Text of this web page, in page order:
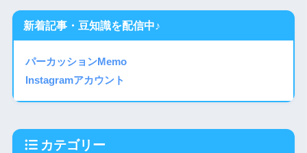
新着記事・豆知識を配信中♪
パーカッションMemo
Instagramアカウント
カテゴリー